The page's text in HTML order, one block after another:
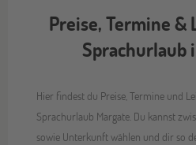
Preise, Termine
Sprachurlaub
Hier findest du Preise, Termine und
Sprachurlaub Margate. Du kannst
sowie Unterkunft wählen und dir so